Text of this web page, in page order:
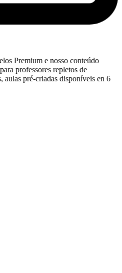
Premium e nosso conteúdo
professores repletos de
aulas pré-criadas disponíveis en 6